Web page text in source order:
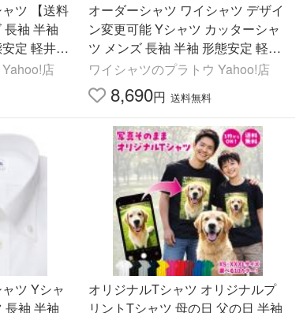
ツ 【送料
袖 半袖
定 軽井沢
ステル混
店
オーダーシャツ ワイシャツ デザイ
ン変更可能 Yシャツ カッターシャ
ツ メンズ 長袖 半袖 形態安定 軽井
沢シャツ スポット 綿ポリエステル
混 Y10KZ1003
ワイシャツのプラトウ Yahoo!店
8,690円 送料無料
ツ Yシャ
長袖 半袖
オリジナルTシャツ オリジナルプ
リントTシャツ 母の日 父の日 半袖